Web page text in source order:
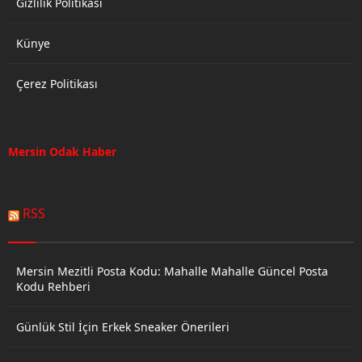
Künye
Çerez Politikası
Mersin Odak Haber
RSS
Mersin Mezitli Posta Kodu: Mahalle Mahalle Güncel Posta
Kodu Rehberi
Günlük Stil İçin Erkek Sneaker Önerileri